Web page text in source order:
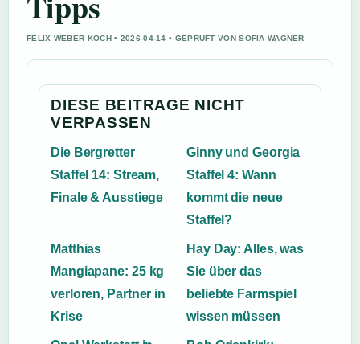
FELIX WEBER KOCH • 2026-04-14 • GEPRUFT VON SOFIA WAGNER
DIESE BEITRAGE NICHT
VERPASSEN
Die Bergretter
Staffel 14: Stream,
Finale & Ausstiege
Ginny und Georgia
Staffel 4: Wann
kommt die neue
Staffel?
Matthias
Mangiapane: 25 kg
verloren, Partner in
Krise
Hay Day: Alles, was
Sie über das
beliebte Farmspiel
wissen müssen